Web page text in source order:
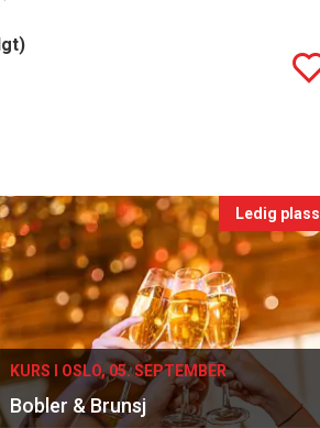
Ledig plass
KURS I OSLO, 05. SEPTEMBER
Bobler & Brunsj